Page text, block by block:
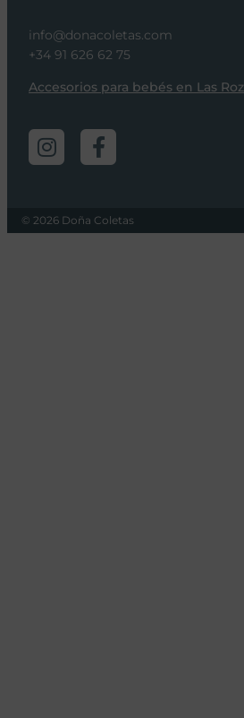
info@donacoletas.com
+34 91 626 62 75
Accesorios para bebés en Las
© 2026 Doña Coletas